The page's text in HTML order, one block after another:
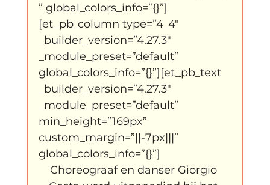
” global_colors_info=”{}”]
[et_pb_column type=”4_4″
_builder_version=”4.27.3″
_module_preset=”default”
global_colors_info=”{}”][et_pb_text
_builder_version=”4.27.3″
_module_preset=”default”
min_height=”169px”
custom_margin=”||-7px|||”
global_colors_info=”{}”]
Choreograaf en danser Giorgio